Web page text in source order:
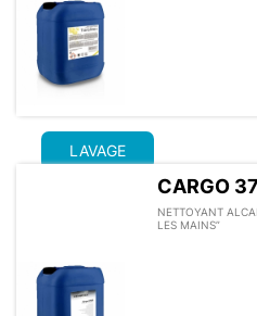
LAVAGE
CARGO
NETTOYANT
LES MAINS”